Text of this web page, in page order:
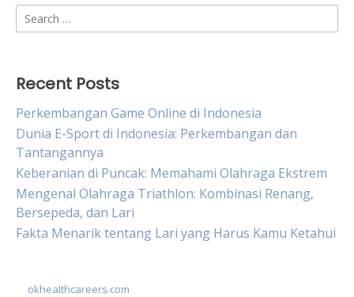
Search
for:
Recent Posts
Perkembangan Game Online di Indonesia
Dunia E-Sport di Indonesia: Perkembangan dan
Tantangannya
Keberanian di Puncak: Memahami Olahraga Ekstrem
Mengenal Olahraga Triathlon: Kombinasi Renang,
Bersepeda, dan Lari
Fakta Menarik tentang Lari yang Harus Kamu Ketahui
okhealthcareers.com